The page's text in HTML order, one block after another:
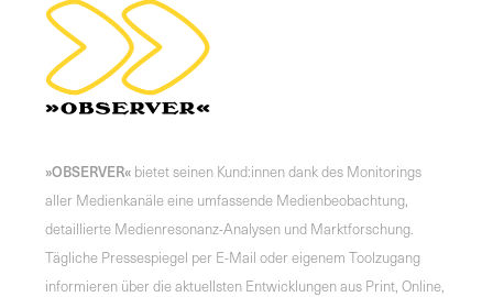
»OBSERVER« bietet seinen Kund:innen dank des Monitorings
aller Medienkanäle eine umfassende Medienbeobachtung,
detaillierte Medienresonanz-Analysen und Marktforschung.
Tägliche Pressespiegel per E-Mail oder eigenem Toolzugang
informieren über die aktuellsten Entwicklungen aus Print, Online,